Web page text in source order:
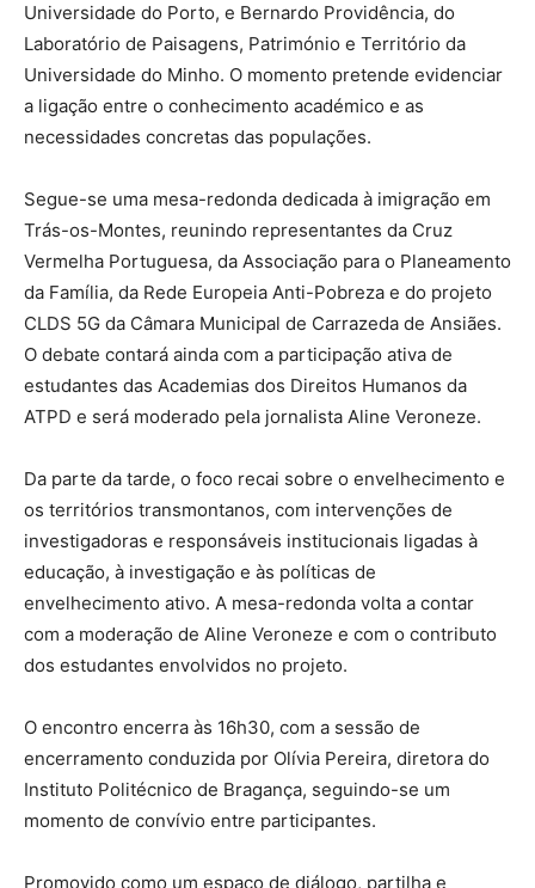
Universidade do Porto, e Bernardo Providência, do
Laboratório de Paisagens, Património e Território da
Universidade do Minho. O momento pretende evidenciar
a ligação entre o conhecimento académico e as
necessidades concretas das populações.
Segue-se uma mesa-redonda dedicada à imigração em
Trás-os-Montes, reunindo representantes da Cruz
Vermelha Portuguesa, da Associação para o Planeamento
da Família, da Rede Europeia Anti-Pobreza e do projeto
CLDS 5G da Câmara Municipal de Carrazeda de Ansiães.
O debate contará ainda com a participação ativa de
estudantes das Academias dos Direitos Humanos da
ATPD e será moderado pela jornalista Aline Veroneze.
Da parte da tarde, o foco recai sobre o envelhecimento e
os territórios transmontanos, com intervenções de
investigadoras e responsáveis institucionais ligadas à
educação, à investigação e às políticas de
envelhecimento ativo. A mesa-redonda volta a contar
com a moderação de Aline Veroneze e com o contributo
dos estudantes envolvidos no projeto.
O encontro encerra às 16h30, com a sessão de
encerramento conduzida por Olívia Pereira, diretora do
Instituto Politécnico de Bragança, seguindo-se um
momento de convívio entre participantes.
Promovido como um espaço de diálogo, partilha e